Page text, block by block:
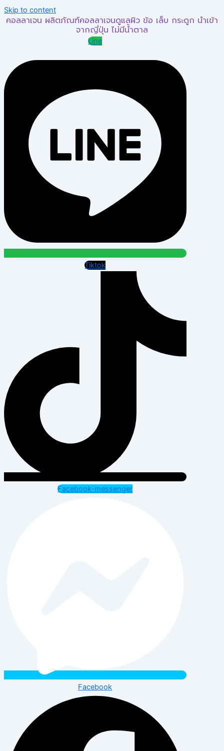
Skip to content
คอลลาเจน ผลิตภัณฑ์คอลลาเจนดูแลผิว ข้อ เล็บ กระดูก นำเข้า
จากญี่ปุ่น ไม่มีน้ำตาล
Line
Tiktok
Facebook-messenger
Facebook